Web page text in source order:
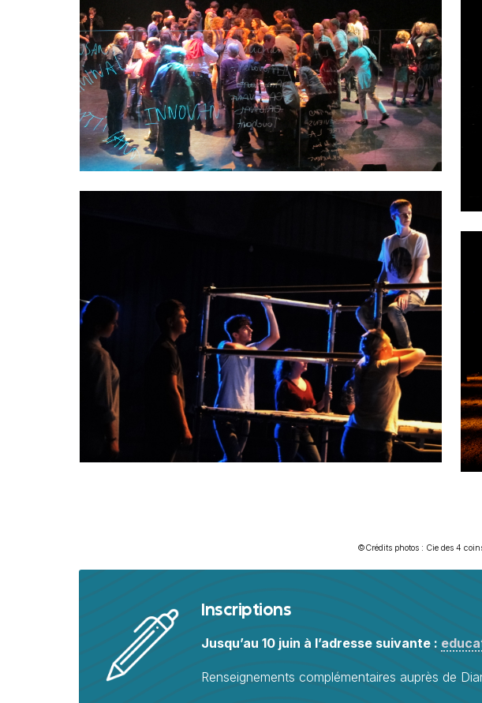
©Crédits photos : Cie des 4
Inscriptions
Jusqu’au 10 juin à l’adresse suivante :
Renseignements complémentaires auprès de